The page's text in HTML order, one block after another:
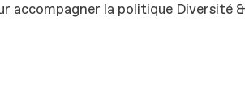
accompagner la politique Diversité &